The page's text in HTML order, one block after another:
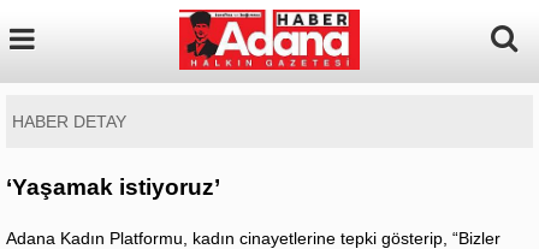
HABER DETAY
‘Yaşamak istiyoruz’
Adana Kadın Platformu, kadın cinayetlerine tepki gösterip, “Bizler